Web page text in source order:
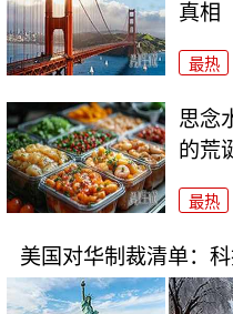
真相
最热
思念
的荒
最热
美国对华制裁清单：